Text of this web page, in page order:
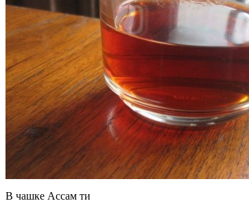
В чашке Ассам ти